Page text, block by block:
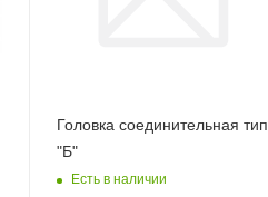
Головка соединительная тип
"Б"
Есть в наличии